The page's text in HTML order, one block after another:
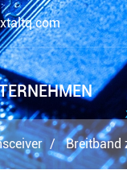
Breitband